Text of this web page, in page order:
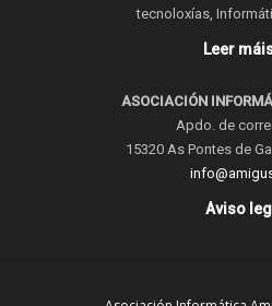
tecnoloxías,
Leer
ASOCIACIÓN
Apdo. de
15320 As Pontes de
Aviso